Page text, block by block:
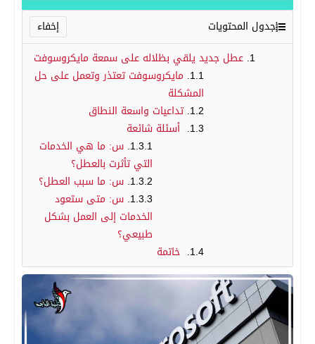
جدول المحتويات
عطل جديد يلقي بظلاله على سمعة مايكروسوفت
مايكروسوفت تعتذر وتعمل على حل
المشكلة
تداعيات واسعة النطاق
أسئلة شائعة
س: ما هي الخدمات
التي تأثرت بالعطل؟
س: ما سبب العطل؟
س: متى ستعود
الخدمات إلى العمل بشكل
طبيعي؟
خاتمة